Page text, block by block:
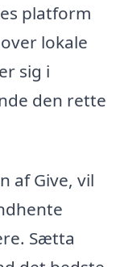
platform
lokale
sig i
den rette
af Give, vil
Sætta